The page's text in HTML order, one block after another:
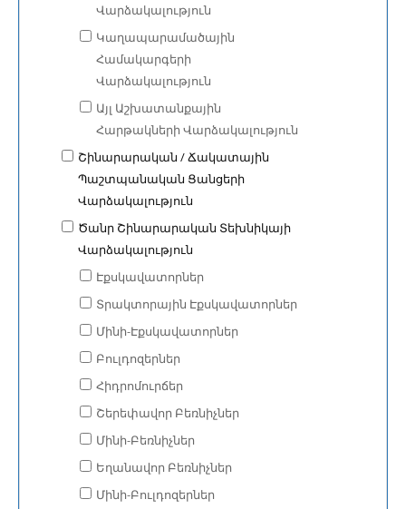
Վարձակալություն
Կաղապարամածային
Համակարգերի
Վարձակալություն
Այլ Աշխատանքային
Հարթակների Վարձակալություն
Շինարարական / Ճակատային
Պաշտպանական Ցանցերի
Վարձակալություն
Ծանր Շինարարական Տեխնիկայի
Վարձակալություն
Էքսկավատորներ
Տրակտորային Էքսկավատորներ
Մինի-Էքսկավատորներ
Բուլդոզերներ
Հիդրոմուրճեր
Շերեփավոր Բեռնիչներ
Մինի-Բեռնիչներ
Եղանավոր Բեռնիչներ
Մինի-Բուլդոզերներ